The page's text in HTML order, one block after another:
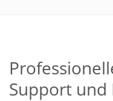
Support und